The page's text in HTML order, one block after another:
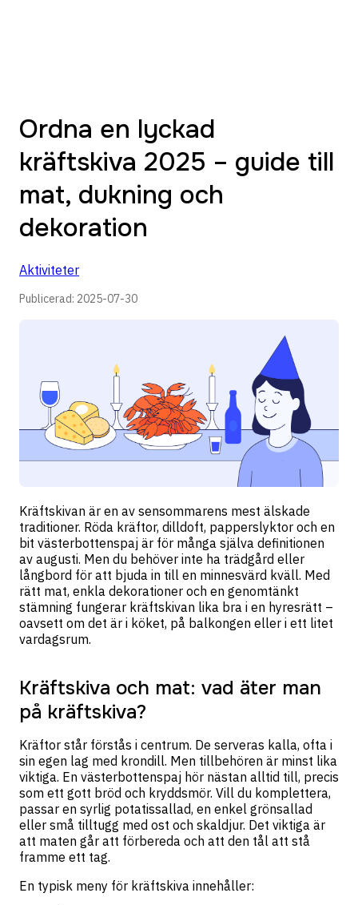
Ordna en lyckad
kräftskiva 2025 – guide till
mat, dukning och
dekoration
Aktiviteter
Publicerad: 2025-07-30
Kräftskivan är en av sensommarens mest älskade
traditioner. Röda kräftor, dilldoft, papperslyktor och en
bit västerbottenspaj är för många själva definitionen
av augusti. Men du behöver inte ha trädgård eller
långbord för att bjuda in till en minnesvärd kväll. Med
rätt mat, enkla dekorationer och en genomtänkt
stämning fungerar kräftskivan lika bra i en hyresrätt –
oavsett om det är i köket, på balkongen eller i ett litet
vardagsrum.
Kräftskiva och mat: vad äter man
på kräftskiva?
Kräftor står förstås i centrum. De serveras kalla, ofta i
sin egen lag med krondill. Men tillbehören är minst lika
viktiga. En västerbottenspaj hör nästan alltid till, precis
som ett gott bröd och kryddsmör. Vill du komplettera,
passar en syrlig potatissallad, en enkel grönsallad
eller små tilltugg med ost och skaldjur. Det viktiga är
att maten går att förbereda och att den tål att stå
framme ett tag.
En typisk meny för kräftskiva innehåller: